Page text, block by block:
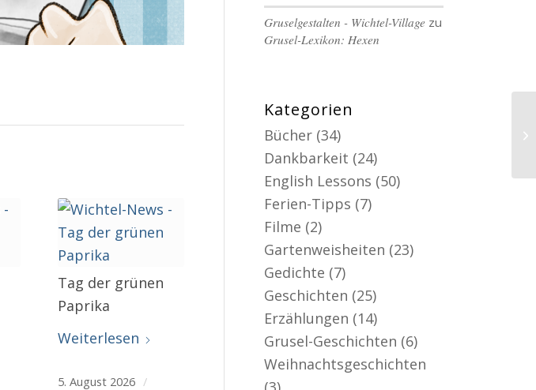
Tag der grünen
Paprika
Weiterlesen
5. August 2026 /
Gruselgestalten - Wichtel-Village zu
Grusel-Lexikon: Hexen
Kategorien
Bücher (34)
Dankbarkeit (24)
English Lessons (50)
Ferien-Tipps (7)
Filme (2)
Gartenweisheiten (23)
Gedichte (7)
Geschichten (25)
Erzählungen (14)
Grusel-Geschichten (6)
Weihnachtsgeschichten